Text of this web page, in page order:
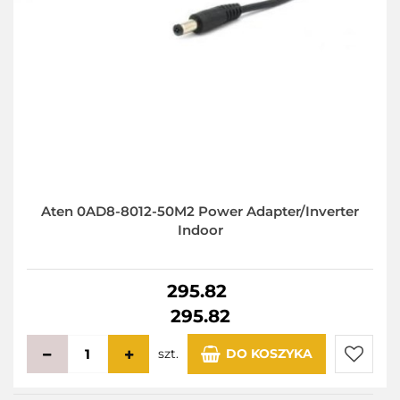
Aten 0AD8-8012-50M2 Power Adapter/Inverter
Indoor
295.82
295.82
szt. DO KOSZYKA